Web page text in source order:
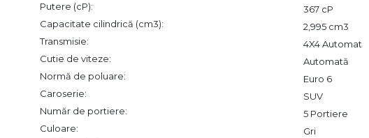
Putere (cP):
367 cP
Capacitate cilindrică (cm3):
2,995 cm3
Transmisie:
4X4 Automat
Cutie de viteze:
Automată
Normă de poluare:
Euro 6
Caroserie:
SUV
Număr de portiere:
5 Portiere
Culoare:
Gri